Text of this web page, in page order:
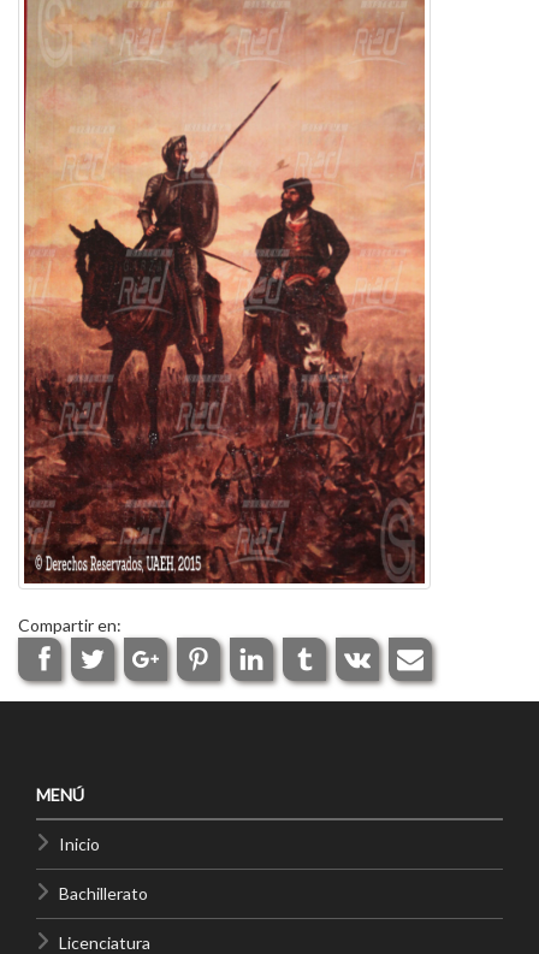
Compartir en:
MENÚ
Inicio
Bachillerato
Licenciatura